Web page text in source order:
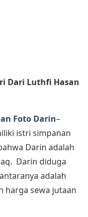
Dari Luthfi Hasan
Foto Darin–
istri simpanan
Darin adalah
Darin diduga
adalah
harga sewa jutaan